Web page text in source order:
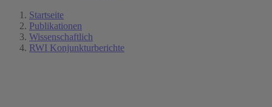
Startseite
Publikationen
Wissenschaftlich
RWI Konjunkturberichte